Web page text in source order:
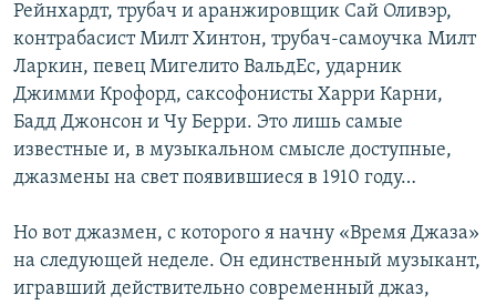
Рейнхардт, трубач и аранжировщик Сай Оливэр,
контрабасист Милт Хинтон, трубач-самоучка Милт
Ларкин, певец Мигелито ВальдЕс, ударник
Джимми Крофорд, саксофонисты Харри Карни,
Бадд Джонсон и Чу Берри. Это лишь самые
известные и, в музыкальном смысле доступные,
джазмены на свет появившиеся в 1910 году…
Но вот джазмен, с которого я начну «Время Джаза»
на следующей неделе. Он единственный музыкант,
игравший действительно современный джаз,